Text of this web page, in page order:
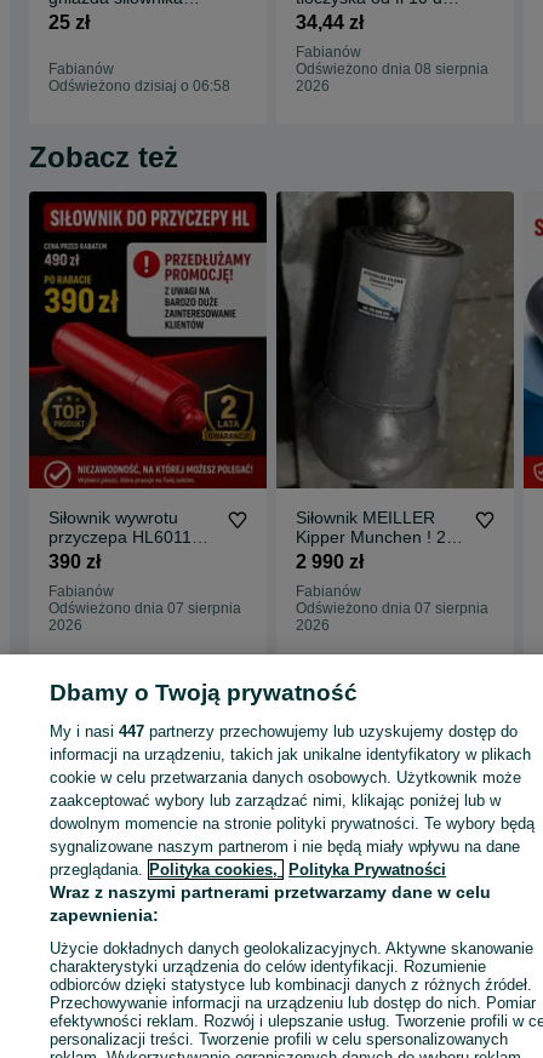
(fi50 i fi60) NOWE,
25 zł
Fabianów
Odświeżono dzisiaj o 06:58
70 Ck45 Tol f7
34,44 zł
Fabianów
Odświeżono dnia 08 sierpnia
2026
Zobacz też
Siłownik wywrotu
przyczepa HL6011
Hl8011 - 2 letnia
390 zł
Fabianów
Odświeżono dnia 07 sierpnia
2026
Siłownik MEILLER
Kipper Munchen ! 2
lata gwarancji !! Od
2 990 zł
Fabianów
Odświeżono dnia 07 sierpnia
2026
Strona główna Rolnictwo Części do maszyn rolniczych
Części do maszyn
rolniczych - Wielkopolskie
Części do maszyn rolniczych - Fabianów
KATEGORIA
ID:915569982 Wyświetlenia:
Zadzwoń / SMS Wyślij wiadomość
Dbamy o Twoją prywatność
My i nasi447 partnerzy przechowujemy lub uzyskujemy dostęp do
informacji na urządzeniu, takich jak unikalne identyfikatory w plikach
cookie w celu przetwarzania danych osobowych. Użytkownik może
zaakceptować wybory lub zarządzać nimi, klikając poniżej lub w
dowolnym momencie na stronie polityki prywatności. Te wybory będą
sygnalizowane naszym partnerom i nie będą miały wpływu na dane
przeglądania. Polityka cookies, Polityka Prywatności
Wraz z naszymi partnerami przetwarzamy dane w celu
zapewnienia:
Użycie dokładnych danych geolokalizacyjnych. Aktywne skanowanie
charakterystyki urządzenia do celów identyfikacji. Rozumienie
odbiorców dzięki statystyce lub kombinacji danych z różnych źródeł.
Przechowywanie informacji na urządzeniu lub dostęp do nich. Pomiar
efektywności reklam. Rozwój i ulepszanie usług. Tworzenie profili w
personalizacji treści. Tworzenie profili w celu spersonalizowanych